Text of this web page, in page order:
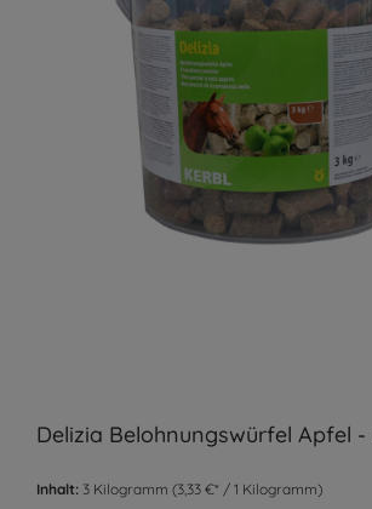
Delizia Belohnungswürfel Apfel -
Inhalt: 3 Kilogramm (3,33 €* / 1 Kilogramm)